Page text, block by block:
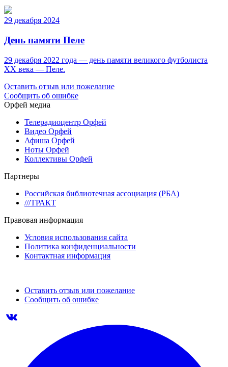
29 декабря 2024
День памяти Пеле
29 декабря 2022 года — день памяти великого футболиста
ХХ века — Пеле.
Оставить отзыв или пожелание
Сообщить об ошибке
Орфей медиа
Телерадиоцентр Орфей
Видео Орфей
Афиша Орфей
Ноты Орфей
Коллективы Орфей
Партнеры
Российская библиотечная ассоциация (РБА)
///ТРАКТ
Правовая информация
Условия использования сайта
Политика конфиденциальности
Контактная информация
Оставить отзыв или пожелание
Сообщить об ошибке